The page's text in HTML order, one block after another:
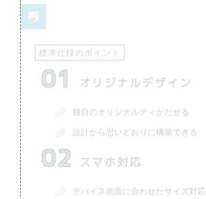
標準仕様のポイント
01 オリジナルデザイン
独自のオリジナルティがだせる
設計から思いどおりに構築できる
02 スマホ対応
デバイス画面に合わせたサイズ対応